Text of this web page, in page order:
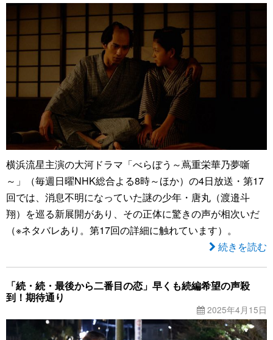
横浜流星主演の大河ドラマ「べらぼう～蔦重栄華乃夢噺
～」（毎週日曜NHK総合よる8時～ほか）の4日放送・第17
回では、消息不明になっていた謎の少年・唐丸（渡邉斗
翔）を巡る新展開があり、その正体に驚きの声が相次いだ
（※ネタバレあり。第17回の詳細に触れています）。
続きを読む
「続・続・最後から二番目の恋」早くも続編希望の声殺
到！期待通り
2025年4月15日